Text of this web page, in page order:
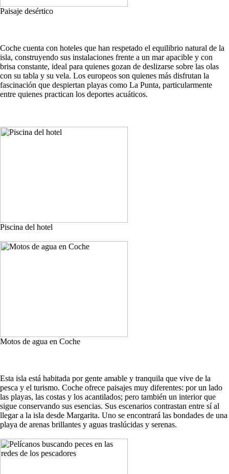
Paisaje desértico
Coche cuenta con hoteles que han respetado el equilibrio natural de la
isla, construyendo sus instalaciones frente a un mar apacible y con
brisa constante, ideal para quienes gozan de deslizarse sobre las olas
con su tabla y su vela. Los europeos son quienes más disfrutan la
fascinación que despiertan playas como La Punta, particularmente
entre quienes practican los deportes acuáticos.
Piscina del hotel
Motos de agua en Coche
Esta isla está habitada por gente amable y tranquila que vive de la
pesca y el turismo. Coche ofrece paisajes muy diferentes: por un lado
las playas, las costas y los acantilados; pero también un interior que
sigue conservando sus esencias. Sus escenarios contrastan entre sí al
llegar a la isla desde Margarita. Uno se encontrará las bondades de una
playa de arenas brillantes y aguas traslúcidas y serenas.